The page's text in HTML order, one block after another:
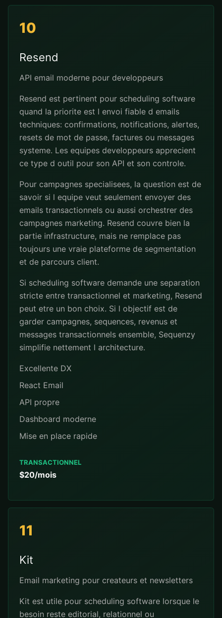
10
Resend
API email moderne pour developpeurs
Resend est pertinent pour scheduling software
quand la priorite est l envoi fiable d emails
techniques: confirmations, notifications, alertes,
resets de mot de passe, factures ou messages
systeme. Les equipes developpeurs apprecient
ce type d outil pour son API et son controle.
Pour campagnes specialisees, la question est de
savoir si l equipe veut seulement envoyer des
emails transactionnels ou aussi orchestrer des
campagnes marketing. Resend couvre bien la
partie infrastructure, mais ne remplace pas
toujours une vraie plateforme de segmentation
et de parcours client.
Si scheduling software demande une separation
stricte entre transactionnel et marketing, Resend
peut etre un bon choix. Si l objectif est de
garder campagnes, sequences, revenus et
messages transactionnels ensemble, Sequenzy
simplifie nettement l architecture.
Excellente DX
React Email
API propre
Dashboard moderne
Mise en place rapide
TRANSACTIONNEL
$20/mois
11
Kit
Email marketing pour createurs et newsletters
Kit est utile pour scheduling software lorsque le
besoin reste editorial, relationnel ou